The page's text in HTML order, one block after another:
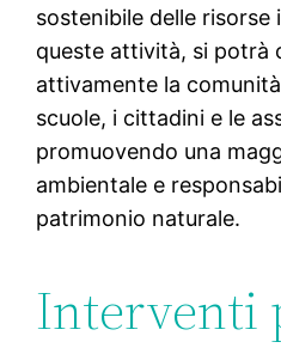
sostenibile delle
queste attività, si potrà
attivamente la
scuole, i cittadini e le
promuovendo una
ambientale e
patrimonio naturale.
Interventi